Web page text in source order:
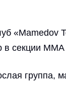
«Mamedov
в секции ММА
группа,